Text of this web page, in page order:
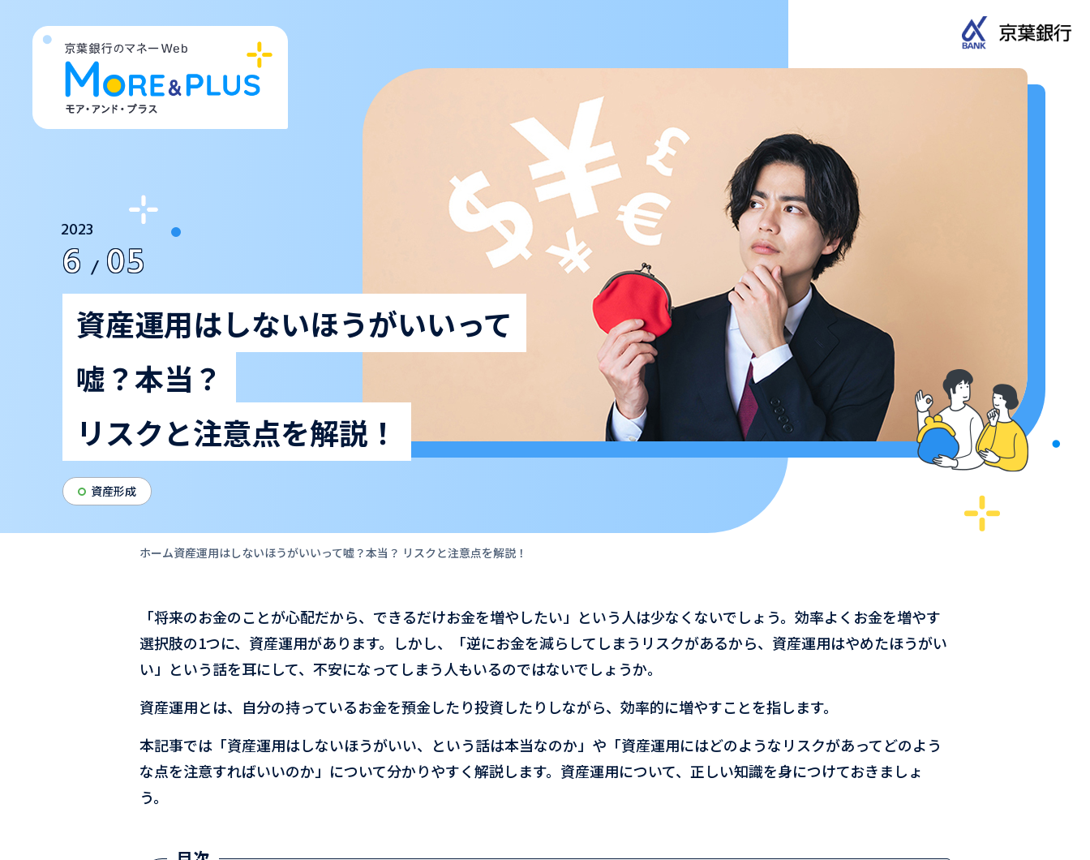
2023
6 / 05
資産運用はしないほうがいいって
嘘？本当？
リスクと注意点を解説！
資産形成
ホーム資産運用はしないほうがいいって嘘？本当？ リスクと注意点を解説！
「将来のお金のことが心配だから、できるだけお金を増やしたい」という人は少なくないでしょう。効率よくお金を増やす
選択肢の1つに、資産運用があります。しかし、「逆にお金を減らしてしまうリスクがあるから、資産運用はやめたほうがい
い」という話を耳にして、不安になってしまう人もいるのではないでしょうか。
資産運用とは、自分の持っているお金を預金したり投資したりしながら、効率的に増やすことを指します。
本記事では「資産運用はしないほうがいい、という話は本当なのか」や「資産運用にはどのようなリスクがあってどのよう
な点を注意すればいいのか」について分かりやすく解説します。資産運用について、正しい知識を身につけておきましょ
う。